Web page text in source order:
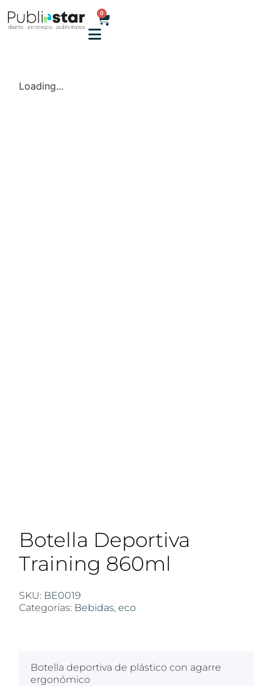
0
Loading...
Botella Deportiva
Training 860ml
SKU: BE0019
Categorías: Bebidas, eco
Botella deportiva de plástico con agarre
ergonómico